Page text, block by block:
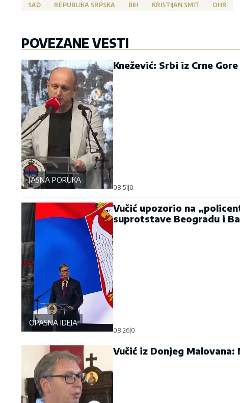
SAD REPUBLIKA SRPSKA BIH KRISTIJAN SMIT OHR
POVEZANE VESTI
JASNA PORUKA
Knežević: Srbi iz Crne
08:51|0
OPASNA IDEJA
Vučić upozorio na
suprotstave Beogradu i
08:26|0
Vučić iz Donjeg